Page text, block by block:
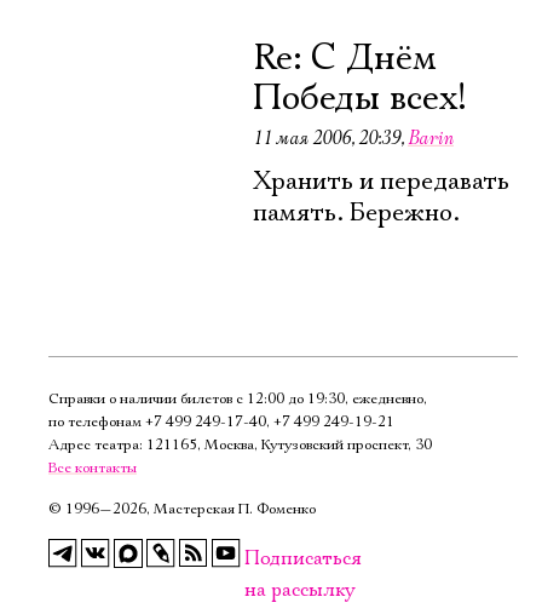
Re: С Днём
Победы всех!
11 мая 2006, 20:39,Barin
Хранить и передавать
память. Бережно.
Справки о наличии билетов с 12:00 до 19:30, ежедневно,
по телефонам +7 499 249‑17‑40, +7 499 249‑19‑21
Адрес театра: 121165, Москва, Кутузовский проспект, 30
Все контакты
© 1996—2026, Мастерская П. Фоменко
Подписаться
на рассылку